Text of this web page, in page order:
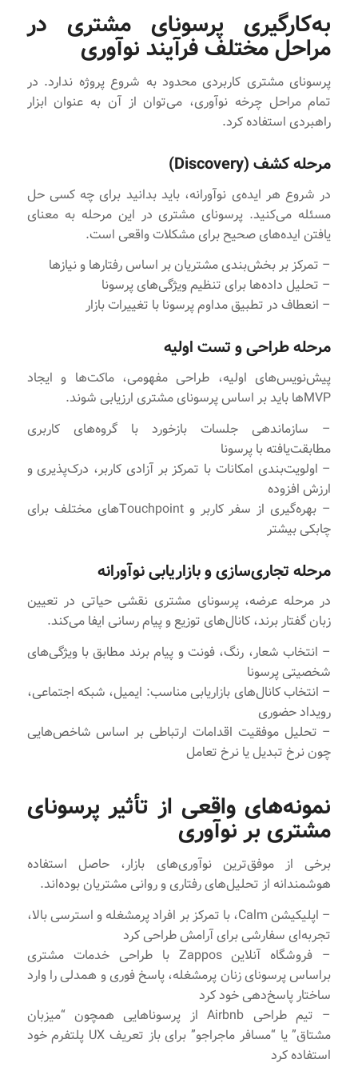
به‌کارگیری پرسونای مشتری در
مراحل مختلف فرآیند نوآوری
پرسونای مشتری کاربردی محدود به شروع پروژه ندارد. در
تمام مراحل چرخه نوآوری، می‌توان از آن به عنوان ابزار
راهبردی استفاده کرد.
مرحله کشف (Discovery)
در شروع هر ایده‌ی نوآورانه، باید بدانید برای چه کسی حل
مسئله می‌کنید. پرسونای مشتری در این مرحله به معنای
یافتن ایده‌های صحیح برای مشکلات واقعی است.
– تمرکز بر بخش‌بندی مشتریان بر اساس رفتارها و نیازها
– تحلیل داده‌ها برای تنظیم ویژگی‌های پرسونا
– انعطاف در تطبیق مداوم پرسونا با تغییرات بازار
مرحله طراحی و تست اولیه
پیش‌نویس‌های اولیه، طراحی مفهومی، ماکت‌ها و ایجاد
MVPها باید بر اساس پرسونای مشتری ارزیابی شوند.
– سازماندهی جلسات بازخورد با گروه‌های کاربری
مطابقت‌یافته با پرسونا
– اولویت‌بندی امکانات با تمرکز بر آزادی کاربر، درک‌پذیری و
ارزش افزوده
– بهره‌گیری از سفر کاربر و Touchpointهای مختلف برای
چابکی بیشتر
مرحله تجاری‌سازی و بازاریابی نوآورانه
در مرحله عرضه، پرسونای مشتری نقشی حیاتی در تعیین
زبان گفتار برند، کانال‌های توزیع و پیام رسانی ایفا می‌کند.
– انتخاب شعار، رنگ، فونت و پیام برند مطابق با ویژگی‌های
شخصیتی پرسونا
– انتخاب کانال‌های بازاریابی مناسب: ایمیل، شبکه‌ اجتماعی،
رویداد حضوری
– تحلیل موفقیت اقدامات ارتباطی بر اساس شاخص‌هایی
چون نرخ تبدیل یا نرخ تعامل
نمونه‌های واقعی از تأثیر پرسونای
مشتری بر نوآوری
برخی از موفق‌ترین نوآوری‌های بازار، حاصل استفاده
هوشمندانه از تحلیل‌های رفتاری و روانی مشتریان بوده‌اند.
– اپلیکیشن Calm، با تمرکز بر افراد پرمشغله و استرسی بالا،
تجربه‌ای سفارشی برای آرامش طراحی کرد
– فروشگاه آنلاین Zappos با طراحی خدمات مشتری
براساس پرسونای زنان پرمشغله، پاسخ فوری و همدلی را وارد
ساختار پاسخ‌دهی خود کرد
– تیم طراحی Airbnb از پرسوناهایی همچون “میزبان
مشتاق” یا “مسافر ماجراجو” برای باز تعریف UX پلتفرم خود
استفاده کرد